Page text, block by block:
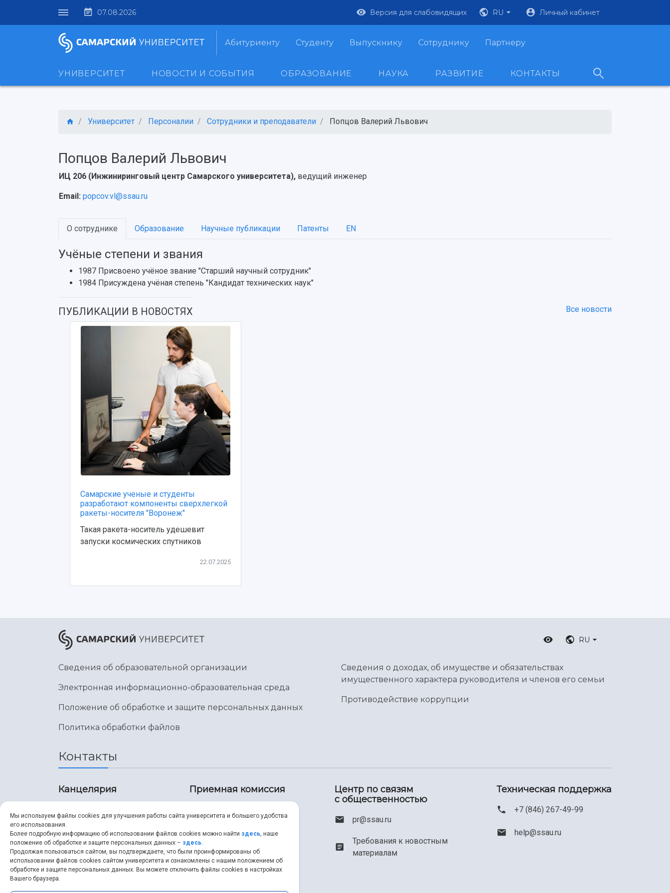
07.08.2026 Версия для слабовидящих RU Личный кабинет
Абитуриенту Студенту Выпускнику Сотруднику Партнеру
УНИВЕРСИТЕТ НОВОСТИ И СОБЫТИЯ ОБРАЗОВАНИЕ НАУКА РАЗВИТИЕ КОНТАКТЫ
Университет Персоналии Сотрудники и преподаватели Попцов Валерий Львович
Попцов Валерий Львович
ИЦ 206 (Инжиниринговый центр Самарского университета), ведущий инженер
Email: popcov.vl@ssau.ru
О сотруднике Образование Научные публикации Патенты EN
Учёные степени и звания
1987 Присвоено учёное звание "Старший научный сотрудник"
1984 Присуждена учёная степень "Кандидат технических наук"
ПУБЛИКАЦИИ В НОВОСТЯХ Все новости
Самарские ученые и студенты
разработают компоненты сверхлегкой
ракеты-носителя "Воронеж"
Такая ракета-носитель удешевит
запуски космических спутников
22.07.2025
RU
Сведения об образовательной организации
Электронная информационно-образовательная среда
Положение об обработке и защите персональных данных
Политика обработки файлов
Сведения о доходах, об имуществе и обязательствах
имущественного характера руководителя и членов его семьи
Противодействие коррупции
Контакты
Канцелярия
8 (846) 267-43-70
ssau@ssau.ru
Приемная комиссия
8 (846) 267-48-67
priem@ssau.ru
Центр по связям
с общественностью
pr@ssau.ru
Требования к новостным
материалам
Техническая поддержка
+7 (846) 267-49-99
help@ssau.ru
Мы используем файлы cookies для улучшения работы сайта университета и большего удобства
его использования.
Более подробную информацию об использовании файлов cookies можно найти здесь, наше
положение об обработке и защите персональных данных – здесь.
Продолжая пользоваться сайтом, вы подтверждаете, что были проинформированы об
использовании файлов cookies сайтом университета и ознакомлены с нашим положением об
обработке и защите персональных данных. Вы можете отключить файлы cookies в настройках
Вашего браузера.